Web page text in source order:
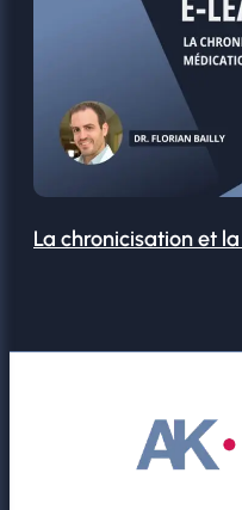
La chronicisation et